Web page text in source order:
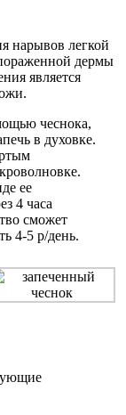
нарывов легкой
дермы
является
чеснока,
в духовке.
ее
4 часа
сможет
4-5 р/день.